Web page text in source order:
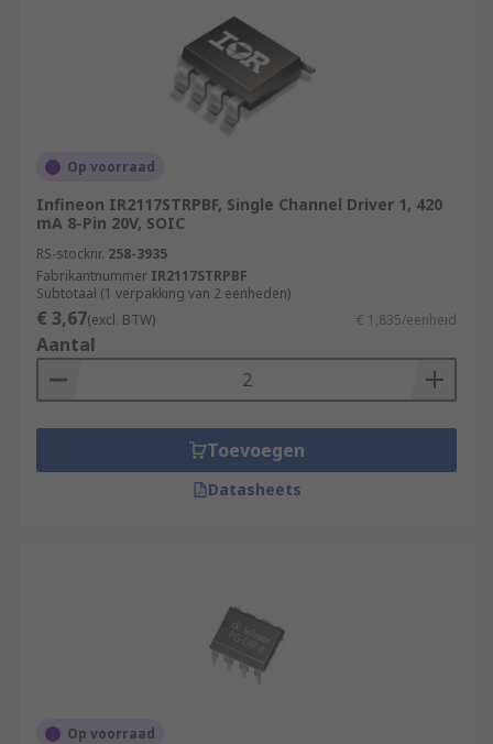
Op voorraad
Infineon IR2117STRPBF, Single Channel Driver 1, 420
mA 8-Pin 20V, SOIC
RS-stocknr. 258-3935
Fabrikantnummer IR2117STRPBF
Subtotaal (1 verpakking van 2 eenheden)
€ 3,67(excl. BTW) € 1,835/eenheid
Aantal
Toevoegen
Datasheets
Op voorraad